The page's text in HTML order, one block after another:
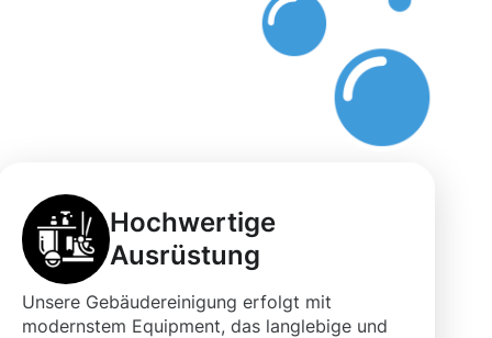
Hochwertige
Ausrüstung
Unsere Gebäudereinigung erfolgt mit
modernstem Equipment, das langlebige und